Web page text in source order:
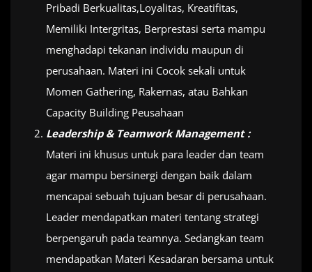
Pribadi Berkualitas,Loyalitas, Kreatifitas,
Memiliki Intergritas, Berprestasi serta mampu
menghadapi tekanan individu maupun di
perusahaan. Materi ini Cocok sekali untuk
Momen Gathering, Rakernas, atau Bahkan
Capacity Building Peusahaan
Leadership & Teamwork Management :
Materi ini khusus untuk para leader dan team
agar mampu bersinergi dengan baik dalam
mencapai sebuah tujuan besar di perusahaan.
Leader mendapatkan materi tentang strategi
berpengaruh pada teamnya. Sedangkan team
mendapatkan Materi Kesadaran bersama untuk